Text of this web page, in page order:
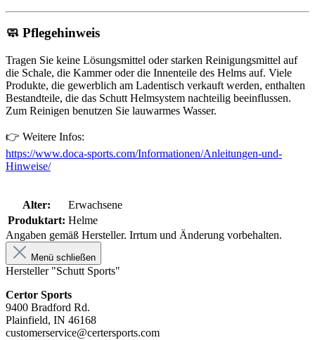
🧼 Pflegehinweis
Tragen Sie keine Lösungsmittel oder starken Reinigungsmittel auf
die Schale, die Kammer oder die Innenteile des Helms auf. Viele
Produkte, die gewerblich am Ladentisch verkauft werden, enthalten
Bestandteile, die das Schutt Helmsystem nachteilig beeinflussen.
Zum Reinigen benutzen Sie lauwarmes Wasser.
👉 Weitere Infos:
https://www.doca-sports.com/Informationen/Anleitungen-und-
Hinweise/
Alter:
Erwachsene
Produktart: Helme
Angaben gemäß Hersteller. Irrtum und Änderung vorbehalten.
Menü schließen
Hersteller "Schutt Sports"
Certor Sports
9400 Bradford Rd.
Plainfield, IN 46168
customerservice@certersports.com